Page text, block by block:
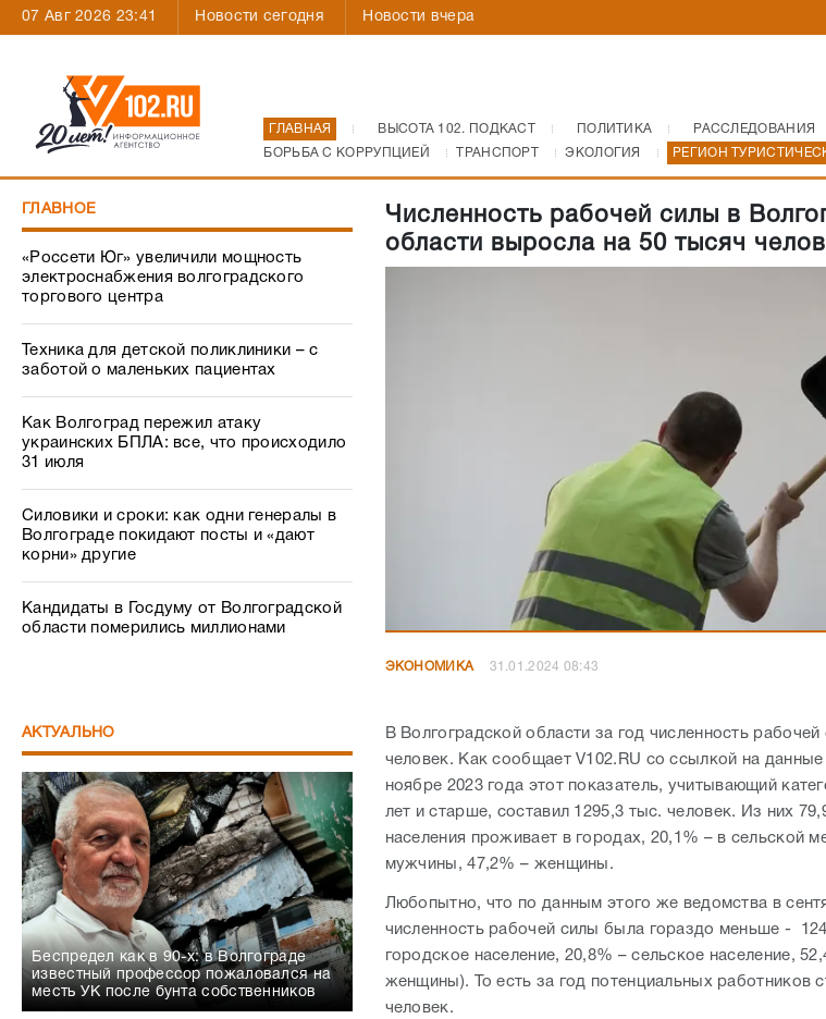
07 Авг 2026 23:41 Новости сегодня Новости вчера
ГЛАВНАЯ ВЫСОТА 102. ПОДКАСТ ПОЛИТИКА РАССЛЕДОВАНИЯ
БОРЬБА С КОРРУПЦИЕЙ
ТРАНСПОРТ ЭКОЛОГИЯ РЕГИОН
ГЛАВНОЕ
«Россети Юг» увеличили мощность
электроснабжения волгоградского
торгового центра
Техника для детской поликлиники – с
заботой о маленьких пациентах
Как Волгоград пережил атаку
украинских БПЛА: все, что происходило
31 июля
Силовики и сроки: как одни генералы в
Волгограде покидают посты и «дают
корни» другие
Кандидаты в Госдуму от Волгоградской
области померились миллионами
АКТУАЛЬНО
Беспредел как в 90-х: в Волгограде
известный профессор пожаловался на
месть УК после бунта собственников
Численность рабочей силы в
области выросла на 50 тысяч
ЭКОНОМИКА 31.01.2024 08:43
В Волгоградской области за год численность
человек. Как сообщает V102.RU со ссылкой на данные
ноябре 2023 года этот показатель, учитывающий
лет и старше, составил 1295,3 тыс. человек. Из них
населения проживает в городах, 20,1% – в сельской
мужчины, 47,2% – женщины.
Любопытно, что по данным этого же ведомства в
численность рабочей силы была гораздо меньше -
городское население, 20,8% – сельское население,
женщины). То есть за год потенциальных работников
человек.